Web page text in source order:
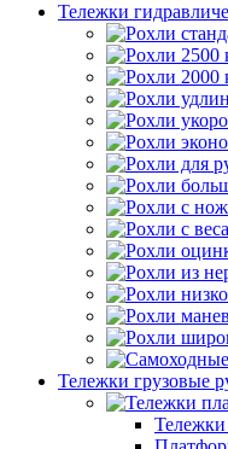
Тележки
Тележки грузовые